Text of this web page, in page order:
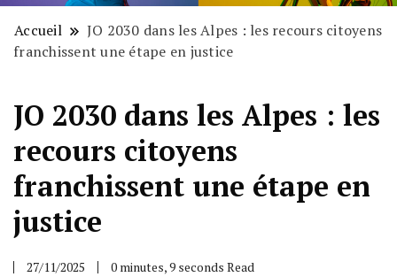
Accueil
JO 2030 dans les Alpes : les recours citoyens
franchissent une étape en justice
JO 2030 dans les Alpes : les
recours citoyens
franchissent une étape en
justice
27/11/2025 0 minutes, 9 seconds Read